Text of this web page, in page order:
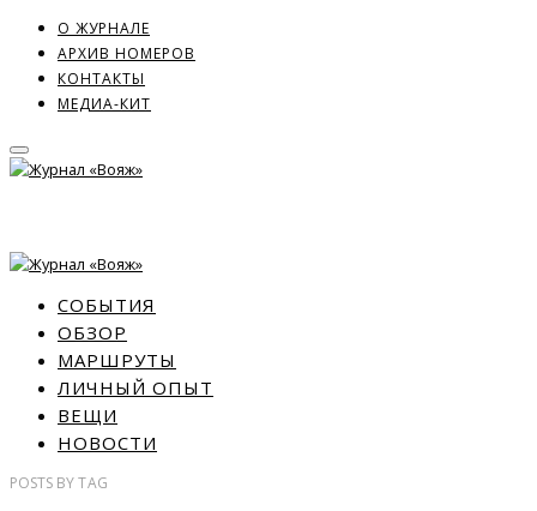
О ЖУРНАЛЕ
АРХИВ НОМЕРОВ
КОНТАКТЫ
МЕДИА-КИТ
СОБЫТИЯ
ОБЗОР
МАРШРУТЫ
ЛИЧНЫЙ ОПЫТ
ВЕЩИ
НОВОСТИ
POSTS BYTAG